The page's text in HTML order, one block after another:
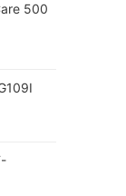
500